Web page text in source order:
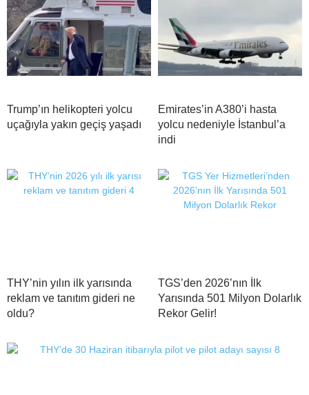
Trump’ın helikopteri yolcu
uçağıyla yakın geçiş yaşadı
Emirates’in A380’i hasta
yolcu nedeniyle İstanbul’a
indi
THY’nin yılın ilk yarısında
reklam ve tanıtım gideri ne
oldu?
TGS’den 2026’nın İlk
Yarısında 501 Milyon Dolarlık
Rekor Gelir!